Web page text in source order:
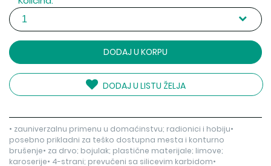
DODAJ U KORPU
DODAJ U LISTU ŽELJA
• zauniverzalnu primenu u domaćinstvu; radionici i hobiju•
posebno prikladni za teško dostupna mesta i konturno
brušenje• za drvo; bojulak; plastične materijale; limove;
karoserije• 4-strani; prevučeni sa silicevim karbidom•